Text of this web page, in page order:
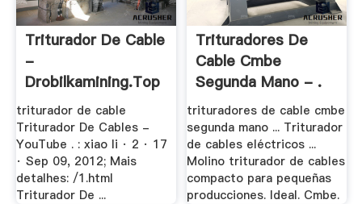
Triturador De Cable
-
Drobilkamining.top
triturador de cable
Triturador De Cables -
YouTube . : xiao li · 2 · 17
· Sep 09, 2012; Mais
detalhes: /1.html
Triturador De ...
Trituradores De
Cable Cmbe
Segunda Mano - .
trituradores de cable cmbe
segunda mano ... Triturador
de cables eléctricos ...
Molino triturador de cables
compacto para pequeñas
producciones. Ideal. Cmbe.